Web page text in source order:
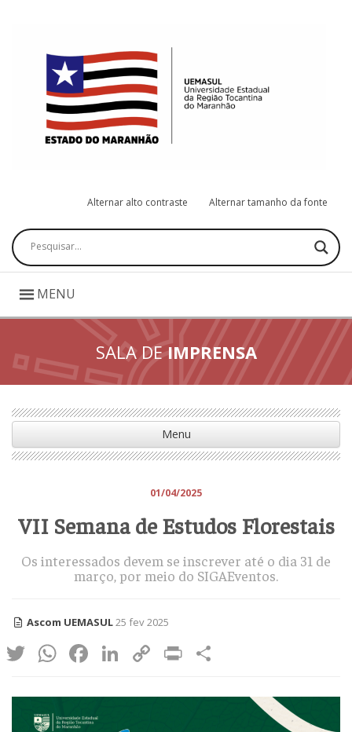
Alternar alto contraste Alternar tamanho da fonte
Pesquisar
MENU
SALA DEIMPRENSA
Menu
01/04/2025
VII Semana de Estudos Florestais
Os interessados devem se inscrever até o dia 31 de
março, por meio do SIGAEventos.
Ascom UEMASUL 25 fev 2025
Twitter
WhatsApp
Facebook
LinkedIn
CopyPrint